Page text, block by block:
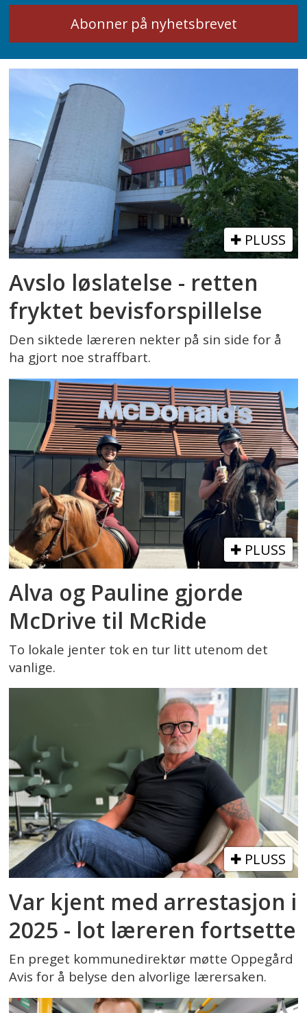
PLUSS
Avslo løslatelse - retten
fryktet bevisforspillelse
Den siktede læreren nekter på sin side for å
ha gjort noe straffbart.
PLUSS
Alva og Pauline gjorde
McDrive til McRide
To lokale jenter tok en tur litt utenom det
vanlige.
PLUSS
Var kjent med arrestasjon i
2025 - lot læreren fortsette
En preget kommunedirektør møtte Oppegård
Avis for å belyse den alvorlige lærersaken.